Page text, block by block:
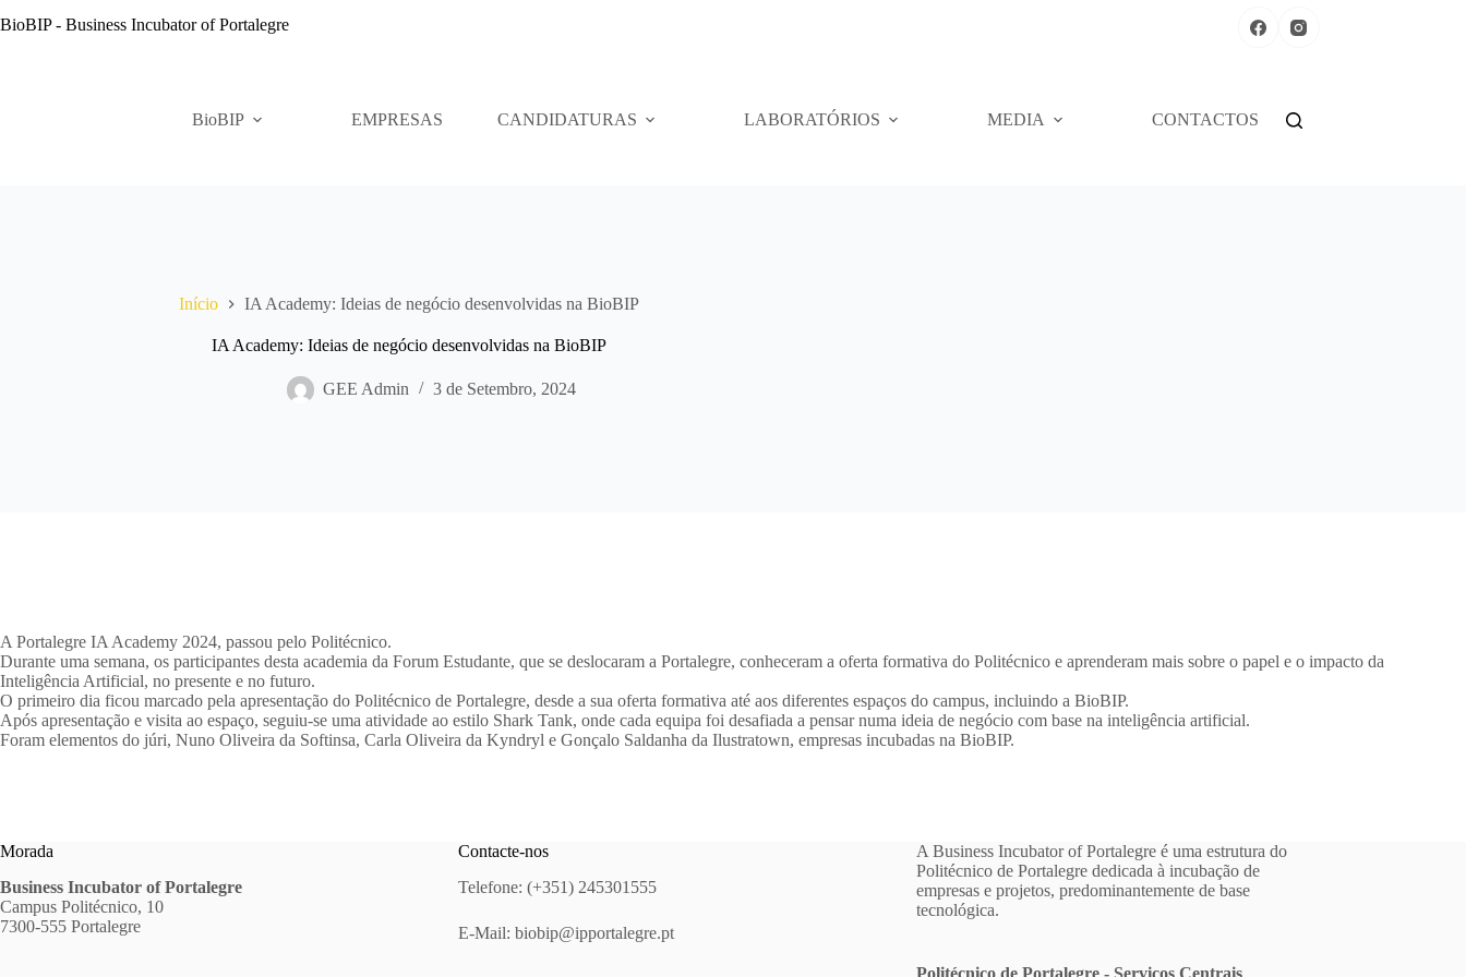
para
BioBIP - Business Incubator of Portalegre
BioBIP EMPRESAS CANDIDATURAS LABORATÓRIOS MEDIA CONTACTOS
Início IA Academy: Ideias de negócio desenvolvidas na BioBIP
IA Academy: Ideias de negócio desenvolvidas na BioBIP
GEE Admin 3 de Setembro, 2024
A Portalegre IA Academy 2024, passou pelo Politécnico.
Durante uma semana, os participantes desta academia da Forum Estudante, que se deslocaram a Portalegre, conheceram a oferta formativa do Politécnico e aprenderam mais sobre o papel e o impacto da
Inteligência Artificial, no presente e no futuro.
O primeiro dia ficou marcado pela apresentação do Politécnico de Portalegre, desde a sua oferta formativa até aos diferentes espaços do campus, incluindo a BioBIP.
Após apresentação e visita ao espaço, seguiu-se uma atividade ao estilo Shark Tank, onde cada equipa foi desafiada a pensar numa ideia de negócio com base na inteligência artificial.
Foram elementos do júri, Nuno Oliveira da Softinsa, Carla Oliveira da Kyndryl e Gonçalo Saldanha da Ilustratown, empresas incubadas na BioBIP.
Morada
Business Incubator of Portalegre
Campus Politécnico, 10
7300-555 Portalegre
Contacte-nos
Telefone: (+351) 245301555
E-Mail: biobip@ipportalegre.pt
A Business Incubator of Portalegre é uma estrutura do
Politécnico de Portalegre dedicada à incubação de
empresas e projetos, predominantemente de base
tecnológica.